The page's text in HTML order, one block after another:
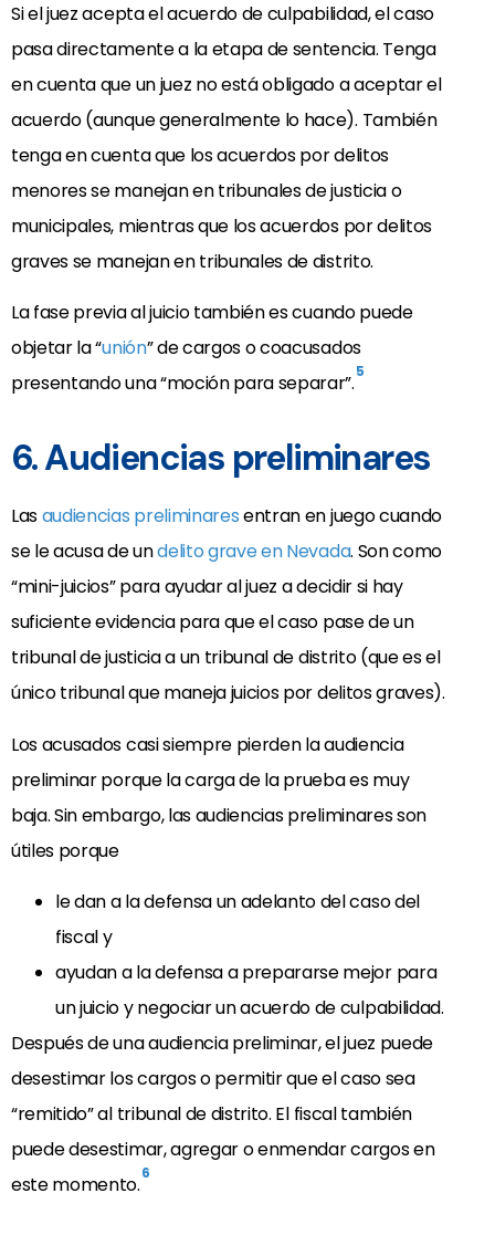
Si el juez acepta el acuerdo de culpabilidad, el caso
pasa directamente a la etapa de sentencia. Tenga
en cuenta que un juez no está obligado a aceptar el
acuerdo (aunque generalmente lo hace). También
tenga en cuenta que los acuerdos por delitos
menores se manejan en tribunales de justicia o
municipales, mientras que los acuerdos por delitos
graves se manejan en tribunales de distrito.
La fase previa al juicio también es cuando puede
objetar la “unión” de cargos o coacusados
presentando una “moción para separar”.5
6. Audiencias preliminares
Lasaudiencias preliminaresentran en juego cuando
se le acusa de undelito grave en Nevada. Son como
“mini-juicios” para ayudar al juez a decidir si hay
suficiente evidencia para que el caso pase de un
tribunal de justicia a un tribunal de distrito (que es el
único tribunal que maneja juicios por delitos graves).
Los acusados casi siempre pierden la audiencia
preliminar porque la carga de la prueba es muy
baja. Sin embargo, las audiencias preliminares son
útiles porque
le dan a la defensa un adelanto del caso del
fiscal y
ayudan a la defensa a prepararse mejor para
un juicio y negociar un acuerdo de culpabilidad.
Después de una audiencia preliminar, el juez puede
desestimar los cargos o permitir que el caso sea
“remitido” al tribunal de distrito. El fiscal también
puede desestimar, agregar o enmendar cargos en
este momento.6